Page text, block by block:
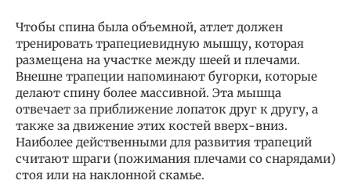
Чтобы спина была объемной, атлет должен
тренировать трапециевидную мышцу, которая
размещена на участке между шеей и плечами.
Внешне трапеции напоминают бугорки, которые
делают спину более массивной. Эта мышца
отвечает за приближение лопаток друг к другу, а
также за движение этих костей вверх-вниз.
Наиболее действенными для развития трапеций
считают шраги (пожимания плечами со снарядами)
стоя или на наклонной скамье.